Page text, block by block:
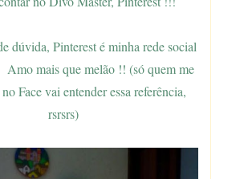
dúvida, Pinterest é minha rede social
mais que melão !! (só quem me
Face vai entender essa referência,
rsrsrs)